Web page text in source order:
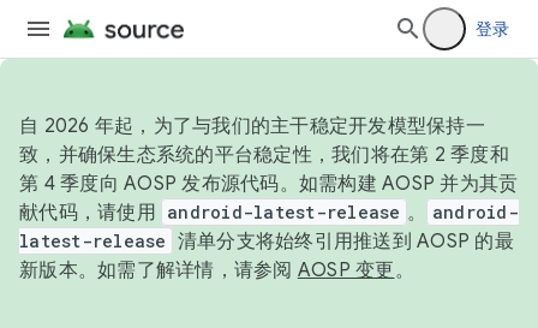
登录
自 2026 年起，为了与我们的主干稳定开发模型保持一
致，并确保生态系统的平台稳定性，我们将在第 2 季度和
第 4 季度向 AOSP 发布源代码。如需构建 AOSP 并为其贡
献代码，请使用 android-latest-release 。
android-
latest-release 清单分支将始终引用推送到 AOSP 的最
新版本。如需了解详情，请参阅 AOSP 变更。